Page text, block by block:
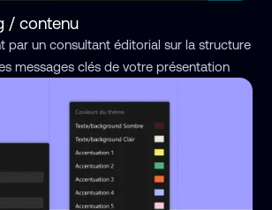
/ contenu
par un consultant éditorial sur la structure
messages clés de votre présentation